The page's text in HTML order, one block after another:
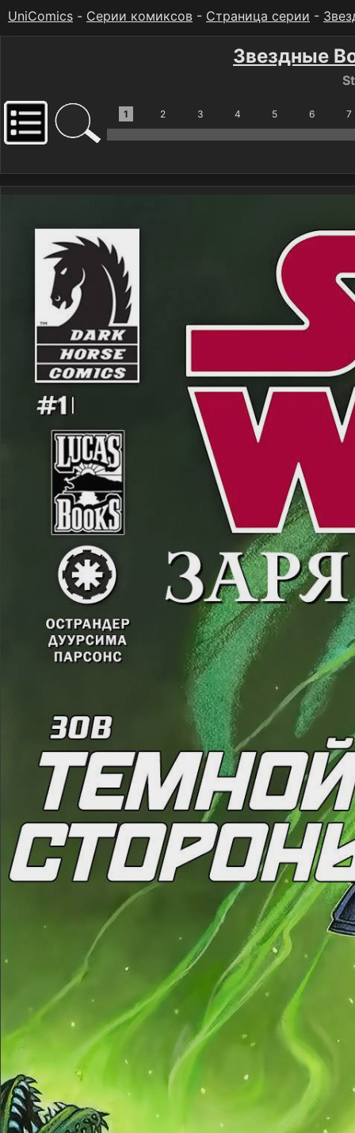
UniComics - Серии комиксов - Страница серии -
Звездные
1 2 3 4 5 6 7